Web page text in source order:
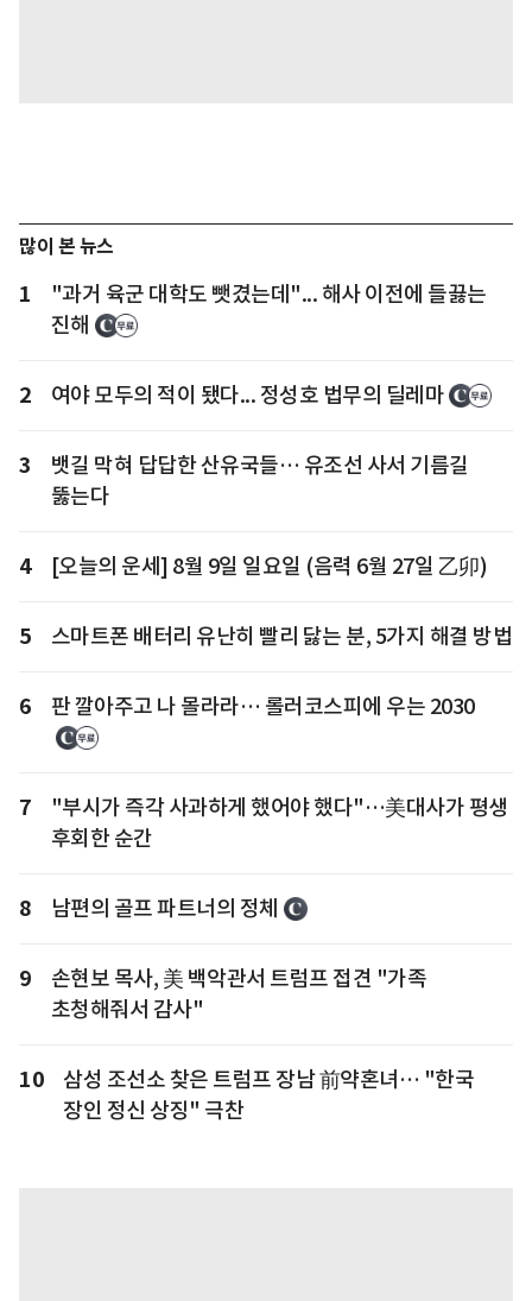
많이 본 뉴스
1
"과거 육군 대학도 뺏겼는데"... 해사 이전에 들끓는
진해
2 여야 모두의 적이 됐다... 정성호 법무의 딜레마
3
뱃길 막혀 답답한 산유국들… 유조선 사서 기름길
뚫는다
4 [오늘의 운세] 8월 9일 일요일 (음력 6월 27일 乙卯)
5 스마트폰 배터리 유난히 빨리 닳는 분, 5가지 해결 방법
6 판 깔아주고 나 몰라라… 롤러코스피에 우는 2030
7
"부시가 즉각 사과하게 했어야 했다"…美대사가 평생
후회한 순간
8 남편의 골프 파트너의 정체
9
손현보 목사, 美 백악관서 트럼프 접견 "가족
초청해줘서 감사"
10
삼성 조선소 찾은 트럼프 장남 前약혼녀… "한국
장인 정신 상징" 극찬